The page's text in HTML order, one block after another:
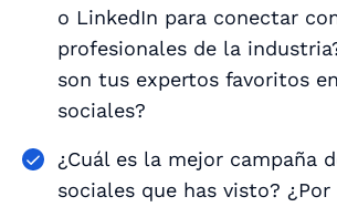
o LinkedIn para conectar
profesionales de la
son tus expertos favoritos
sociales?
¿Cuál es la mejor campaña
sociales que has visto?